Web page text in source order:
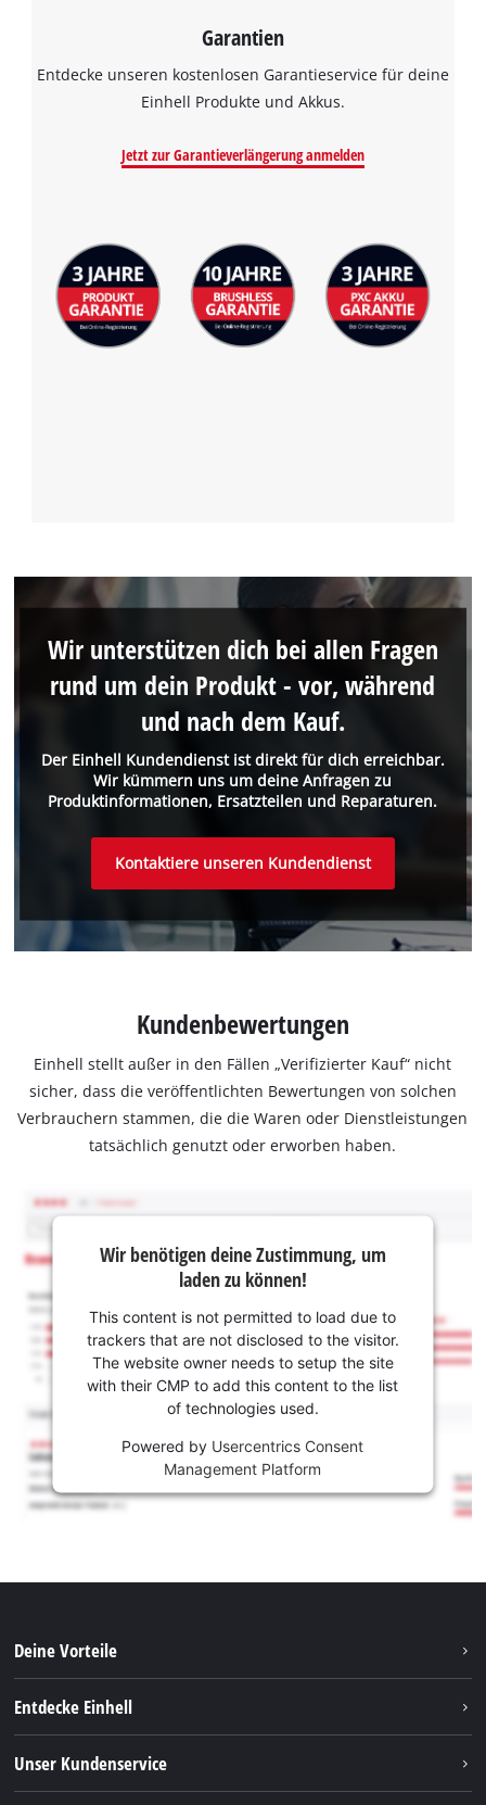
the site with their CMP to add this content
Powered by
Usercentrics Consent
Garantien
Entdecke unseren kostenlosen Garantieservice für deine
Einhell Produkte und Akkus.
Jetzt zur Garantieverlängerung anmelden
Der Einhell Kundendienst ist direkt für dich erreichbar.
Wir kümmern uns um deine Anfragen zu
Produktinformationen, Ersatzteilen und Reparaturen.
Wir unterstützen dich bei allen Fragen
rund um dein Produkt - vor, während
und nach dem Kauf.
Kontaktiere unseren Kundendienst
Kundenbewertungen
Einhell stellt außer in den Fällen „Verifizierter Kauf“ nicht
sicher, dass die veröffentlichten Bewertungen von solchen
Verbrauchern stammen, die die Waren oder Dienstleistungen
tatsächlich genutzt oder erworben haben.
Wir benötigen deine Zustimmung, um
laden zu können!
This content is not permitted to load due to
trackers that are not disclosed to the visitor.
The website owner needs to setup the site
with their CMP to add this content to the list
of technologies used.
Powered by Usercentrics Consent
Management Platform
Deine Vorteile
Entdecke Einhell
Unser Kundenservice